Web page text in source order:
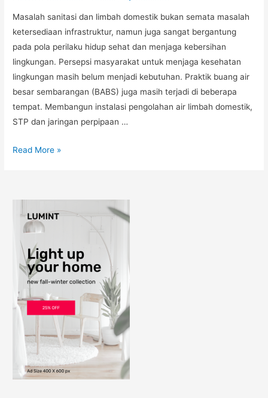
Masalah sanitasi dan limbah domestik bukan semata masalah
ketersediaan infrastruktur, namun juga sangat bergantung
pada pola perilaku hidup sehat dan menjaga kebersihan
lingkungan. Persepsi masyarakat untuk menjaga kesehatan
lingkungan masih belum menjadi kebutuhan. Praktik buang air
besar sembarangan (BABS) juga masih terjadi di beberapa
tempat. Membangun instalasi pengolahan air limbah domestik,
STP dan jaringan perpipaan …
Read More »